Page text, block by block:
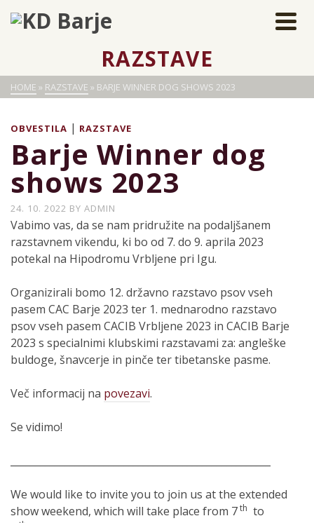
RAZSTAVE
HOME » RAZSTAVE » BARJE WINNER DOG SHOWS 2023
OBVESTILA | RAZSTAVE
Barje Winner dog
shows 2023
24. 10. 2022 BY ADMIN
Vabimo vas, da se nam pridružite na podaljšanem
razstavnem vikendu, ki bo od 7. do 9. aprila 2023
potekal na Hipodromu Vrbljene pri Igu.
Organizirali bomo 12. državno razstavo psov vseh
pasem CAC Barje 2023 ter 1. mednarodno razstavo
psov vseh pasem CACIB Vrbljene 2023 in CACIB Barje
2023 s specialnimi klubskimi razstavami za: angleške
buldoge, šnavcerje in pinče ter tibetanske pasme.
Več informacij na povezavi.
Se vidimo!
We would like to invite you to join us at the extended
show weekend, which will take place from 7th to